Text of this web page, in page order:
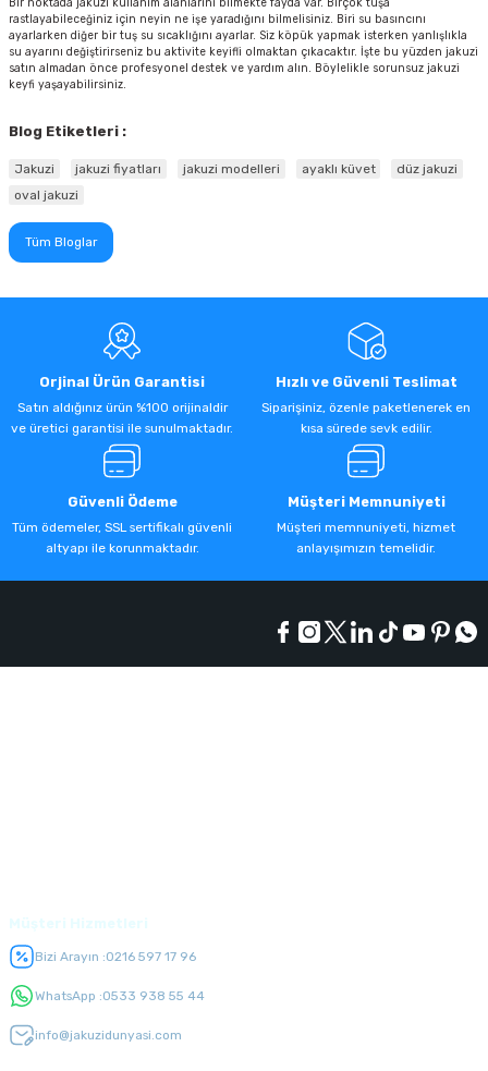
Bir noktada jakuzi kullanım alanlarını bilmekte fayda var. Birçok tuşa
rastlayabileceğiniz için neyin ne işe yaradığını bilmelisiniz. Biri su basıncını
ayarlarken diğer bir tuş su sıcaklığını ayarlar. Siz köpük yapmak isterken yanlışlıkla
su ayarını değiştirirseniz bu aktivite keyifli olmaktan çıkacaktır. İşte bu yüzden jakuzi
satın almadan önce profesyonel destek ve yardım alın. Böylelikle sorunsuz jakuzi
keyfi yaşayabilirsiniz.
Blog Etiketleri :
Jakuzi jakuzi fiyatları jakuzi modelleri ayaklı küvet
düz jakuzi
oval jakuzi
Tüm Bloglar
Orjinal Ürün Garantisi
Satın aldığınız ürün %100 orijinaldir
ve üretici garantisi ile sunulmaktadır.
Hızlı ve Güvenli Teslimat
Siparişiniz, özenle paketlenerek en
kısa sürede sevk edilir.
Güvenli Ödeme
Tüm ödemeler, SSL sertifikalı güvenli
altyapı ile korunmaktadır.
Müşteri Memnuniyeti
Müşteri memnuniyeti, hizmet
anlayışımızın temelidir.
Bizi Arayın :0216 597 17 96
WhatsApp :0533 938 55 44
info@jakuzidunyasi.com